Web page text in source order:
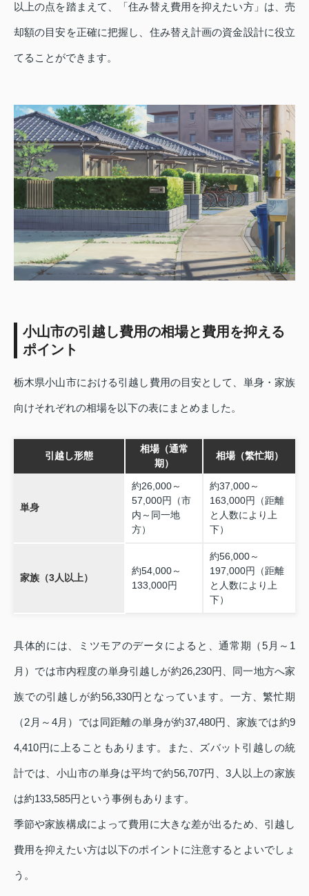
以上の点を踏まえて、「住み替え費用を抑えたい方」は、売
却額の目安を正確に把握し、住み替え計画の資金設計に役立
てることができます。
小山市の引越し費用の相場と費用を抑える
ポイント
栃木県小山市における引越し費用の目安として、単身・家族
向けそれぞれの相場を以下の表にまとめました。
引越し形態
相場（通常
期）
相場（繁忙期）
単身
約26,000～
57,000円（市
内～同一地
方）
約37,000～
163,000円（距離
と人数により上
下）
家族（3人以上）
約54,000～
133,000円
約56,000～
197,000円（距離
と人数により上
下）
具体的には、ミツモアのデータによると、通常期（5月～1
月）では市内程度の単身引越しが約26,230円、同一地方へ家
族での引越しが約56,330円となっています。一方、繁忙期
（2月～4月）では同距離の単身が約37,480円、家族では約9
4,410円に上ることもあります。また、ズバット引越しの統
計では、小山市の単身は平均で約56,707円、3人以上の家族
は約133,585円という事例もあります。
季節や家族構成によって費用に大きな差が出るため、引越し
費用を抑えたい方は以下のポイントに注意するとよいでしょ
う。